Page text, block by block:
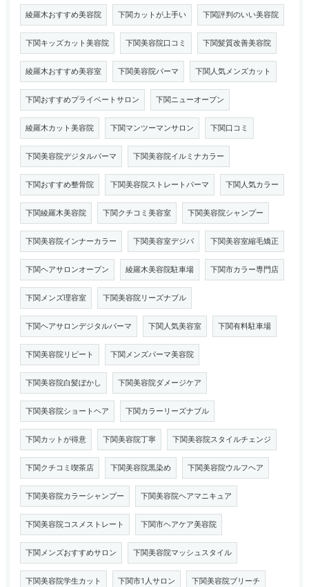
綾羅木おすすめ美容院 下関カットが上手い 下関評判のいい美容院
下関キッズカット美容院 下関美容院口コミ 下関髪質改善美容院
綾羅木おすすめ美容室 下関美容院パーマ 下関人気メンズカット
下関おすすめプライベートサロン 下関ニューオープン
綾羅木カット美容院 下関マンツーマンサロン 下関口コミ
下関美容院デジタルパーマ 下関美容院イルミナカラー
下関おすすめ整骨院 下関美容院ストレートパーマ 下関人気カラー
下関綾羅木美容院 下関クチコミ美容室 下関美容院シャンプー
下関美容院インナーカラー 下関美容室デジパ 下関美容室縮毛矯正
下関ヘアサロンオープン 綾羅木美容院駐車場 下関市カラー専門店
下関メンズ理容室 下関美容院リーズナブル
下関ヘアサロンデジタルパーマ 下関人気美容室 下関有料駐車場
下関美容院リピート 下関メンズパーマ美容院
下関美容院白髪ぼかし 下関美容院ダメージケア
下関美容院ショートヘア 下関カラーリーズナブル
下関カットが得意 下関美容院丁寧 下関美容院スタイルチェンジ
下関クチコミ喫茶店 下関美容院黒染め 下関美容院ウルフヘア
下関美容院カラーシャンプー 下関美容院ヘアマニキュア
下関美容院コスメストレート 下関市ヘアケア美容院
下関メンズおすすめサロン 下関美容院マッシュスタイル
下関美容院学生カット 下関市1人サロン 下関美容院ブリーチ